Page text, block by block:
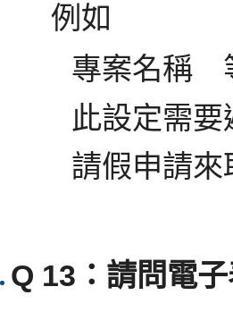
例如
專案名稱
此設定需
請假申請來
Q 13：請問電